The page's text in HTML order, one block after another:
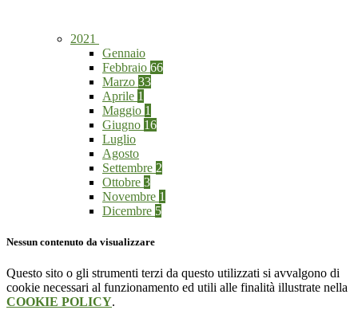
2021
Gennaio
Febbraio 66
Marzo 33
Aprile 1
Maggio 1
Giugno 16
Luglio
Agosto
Settembre 2
Ottobre 3
Novembre 1
Dicembre 5
Nessun contenuto da visualizzare
Questo sito o gli strumenti terzi da questo utilizzati si avvalgono di
cookie necessari al funzionamento ed utili alle finalità illustrate nella
COOKIE POLICY.